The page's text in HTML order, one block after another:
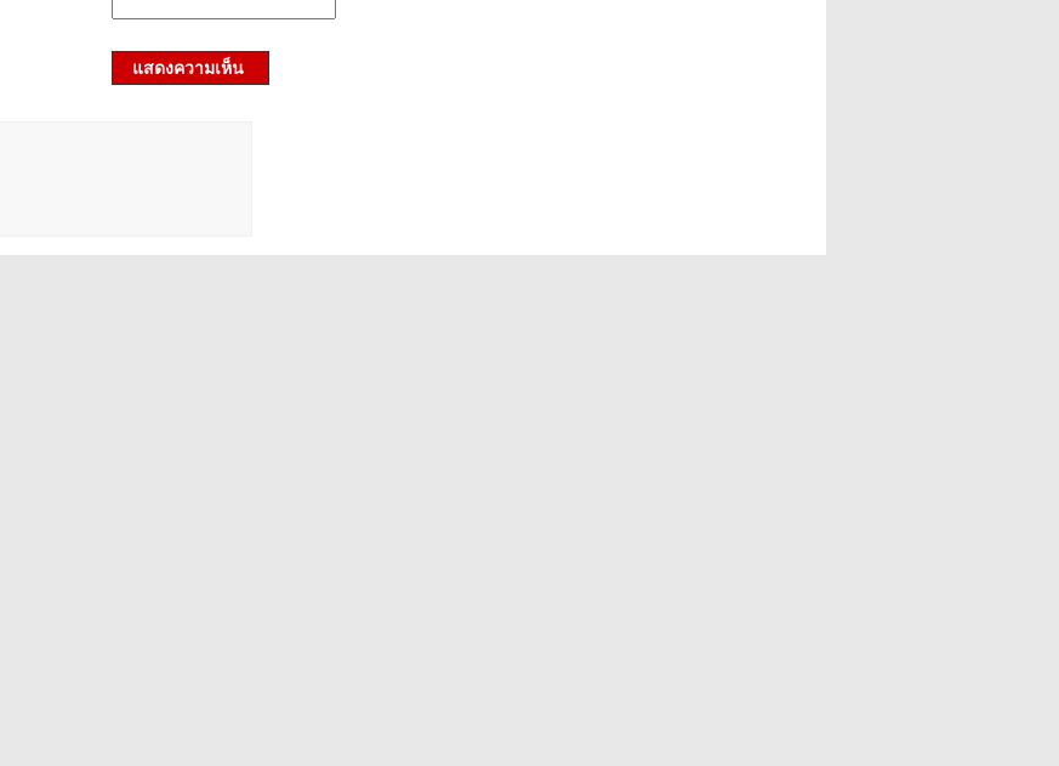
แสดงความเห็น